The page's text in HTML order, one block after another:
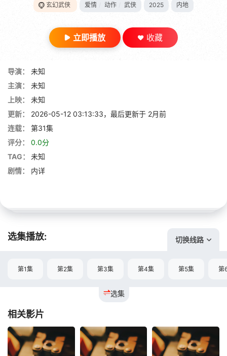
玄幻武侠 爱情 动作 武侠 2025 内地
立即播放 收藏
导演：
未知
主演：
未知
上映：
未知
更新：
2026-05-12 03:13:33，最后更新于 2月前
连载：
第31集
评分：
0.0分
TAG：
未知
剧情：
内详
选集播放: 切换线路
选集
第1集 第2集 第3集 第4集 第5集 第
相关影片